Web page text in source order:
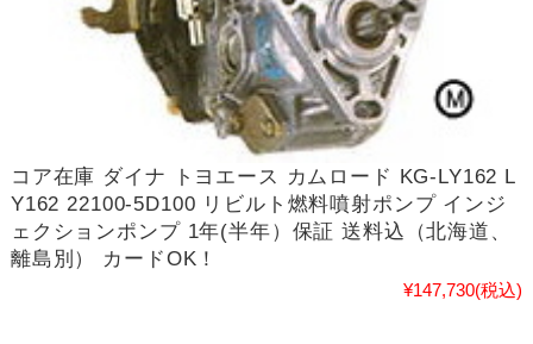
コア在庫 ダイナ トヨエース カムロード KG-LY162 L
Y162 22100-5D100 リビルト燃料噴射ポンプ インジ
ェクションポンプ 1年(半年）保証 送料込（北海道、
離島別） カードOK！
¥147,730(税込)